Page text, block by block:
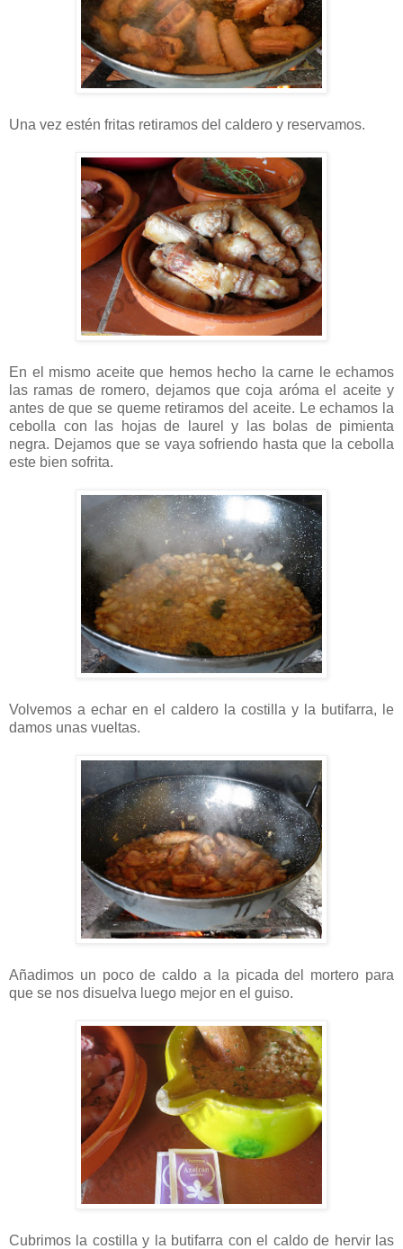
Una vez estén fritas retiramos del caldero y reservamos.
En el mismo aceite que hemos hecho la carne le echamos
las ramas de romero, dejamos que coja aróma el aceite y
antes de que se queme retiramos del aceite. Le echamos la
cebolla con las hojas de laurel y las bolas de pimienta
negra. Dejamos que se vaya sofriendo hasta que la cebolla
este bien sofrita.
Volvemos a echar en el caldero la costilla y la butifarra, le
damos unas vueltas.
Añadimos un poco de caldo a la picada del mortero para
que se nos disuelva luego mejor en el guiso.
Cubrimos la costilla y la butifarra con el caldo de hervir las